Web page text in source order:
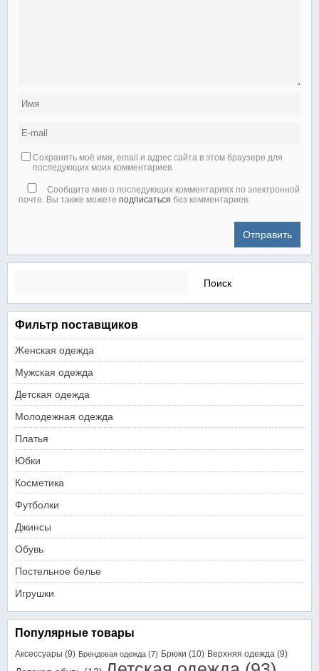
Сохранить моё имя, email и адрес сайта в этом браузере для
последующих моих комментариев.
Сообщите мне о последующих комментариях по электронной
почте. Вы также можете подписаться без комментариев.
Найти:
Фильтр поставщиков
Женская одежда
Мужская одежда
Детская одежда
Молодежная одежда
Платья
Юбки
Косметика
Футболки
Джинсы
Обувь
Постельное белье
Игрушки
Популярные товары
Аксессуары (9) Брендовая одежда (7) Брюки (10) Верхняя одежда (9)